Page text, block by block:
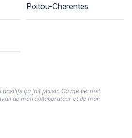
Poitou-Charentes
positifs ça fait plaisir. Ca me permet
de mon collaborateur et de mon